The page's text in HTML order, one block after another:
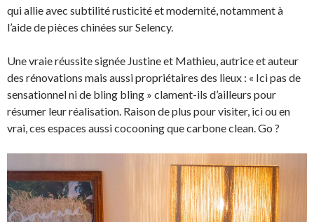
qui allie avec subtilité rusticité et modernité, notamment à
l’aide de pièces chinées sur Selency.
Une vraie réussite signée Justine et Mathieu, autrice et auteur
des rénovations mais aussi propriétaires des lieux : « Ici pas de
sensationnel ni de bling bling » clament-ils d’ailleurs pour
résumer leur réalisation. Raison de plus pour visiter, ici ou en
vrai, ces espaces aussi cocooning que carbone clean. Go ?